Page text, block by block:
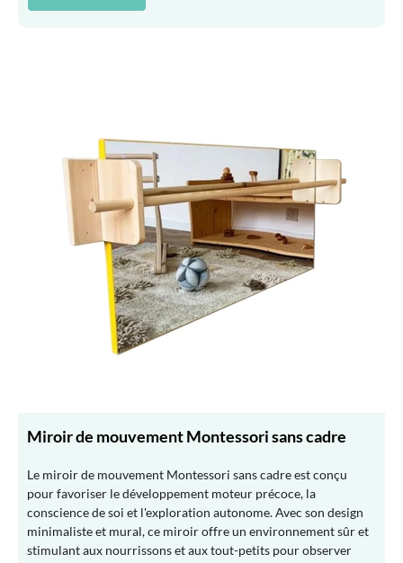
Miroir de mouvement Montessori sans cadre
Le miroir de mouvement Montessori sans cadre est conçu
pour favoriser le développement moteur précoce, la
conscience de soi et l'exploration autonome. Avec son design
minimaliste et mural, ce miroir offre un environnement sûr et
stimulant aux nourrissons et aux tout-petits pour observer